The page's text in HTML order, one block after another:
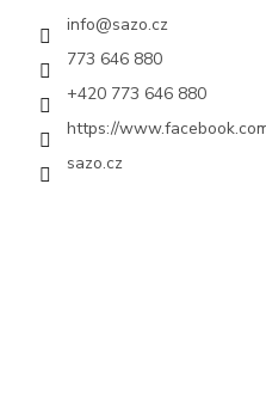
info@sazo.cz
773 646 880
+420 773 646 880
https://
sazo.cz